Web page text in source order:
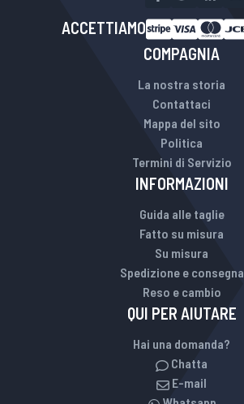
ACCETTIAMO
COMPAGNIA
La nostra storia
Contattaci
Mappa del sito
Politica
Termini di Servizio
INFORMAZIONI
Guida alle taglie
Fatto su misura
Su misura
Spedizione e consegna
Reso e cambio
QUI PER AIUTARE
Hai una domanda?
Chatta
E-mail